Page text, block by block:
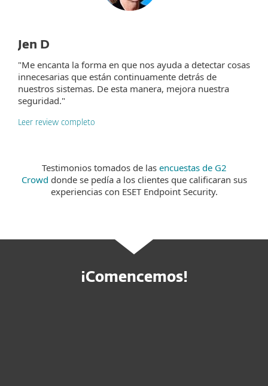
Jen D
"Me encanta la forma en que nos ayuda a detectar cosas
innecesarias que están continuamente detrás de
nuestros sistemas. De esta manera, mejora nuestra
seguridad."
Leer review completo
Testimonios tomados de las encuestas de G2
Crowd donde se pedía a los clientes que calificaran sus
experiencias con ESET Endpoint Security.
¡Comencemos!